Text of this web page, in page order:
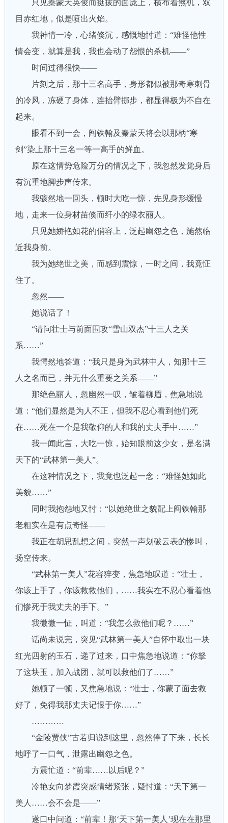
只见秦蒙天英俊而挺拔的面庞上，横布着煞机，双
目赤红地，似是喷出火焰。
我神情一冷，心绪倏沉，感慨地忖道：“难怪他性
情会变，就算是我，我也会动了怨恨的杀机——”
时间过得很快——
片刻之后，那十三名高手，身形都似被那奇寒刺骨
的冷风，冻硬了身体，连抬臂挪步，都显得极为不自在
起来。
眼看不到一会，阎铁翰及秦蒙天将会以那柄“寒
剑”染上那十三名一等一高手的鲜血。
原在这情势危险万分的情况之下，我忽然发觉身后
有沉重地脚步声传来。
我骇然地一回头，顿时大吃一惊，先见身形缓慢
地，走来一位身材苗倏而纤小的绿衣丽人。
只见她娇艳如花的俏容上，泛起幽怨之色，施然临
近我身前。
我为她绝世之美，而感到震惊，一时之间，我竟怔
住了。
忽然——
她说话了！
“请问壮士与前面围攻“雪山双杰”十三人之关
系……”
我愕然地答道：“我只是身为武林中人，知那十三
人之名而已，并无什么重要之关系——”
那绝色丽人，忽幽然一叹，皱着柳眉，焦急地说
道：“他们显然是为人不正，但我不忍心看到他们死
在……死在一个是我敬仰的人和我的丈夫手中……”
我一闻此言，大吃一惊，始知眼前这少女，是名满
天下的“武林第一美人”。
在这种情况之下，我竟也泛起一念：“难怪她如此
美貌……”
同时我抱怨地又忖：“以她绝世之貌配上阎铁翰那
老粗实在是有点奇怪——
我正在胡思乱想之间，突然一声划破云表的惨叫，
扬空传来。
“武林第一美人”花容猝变，焦急地叹道：“壮士，
你该上手了，你该救救他们，……我实在不忍心看着他
们惨死于我丈夫的手下。”
我微微一怔，叫道：“我怎么救他们呢？……”
话尚未说完，突见“武林第一美人”自怀中取出一块
红光四射的玉石，递了过来，口中焦急地说道：“你拏
了这块玉，加入战团，就可以救他们了……”
她顿了一顿，又焦急地说：“壮士，你蒙了面去救
好了，免得我那丈夫记恨于你……”
…………
“金陵贾侠”古若归说到这里，忽然停了下来，长长
地呼了一口气，泄露出幽怨之色。
方震忙道：“前辈……以后呢？”
冷艳女向梦霞突感情绪紧张，疑忖道：“天下第一
美人……会不会是——”
遂口中问道：“前辈！那‘天下第一美人’现在在那里